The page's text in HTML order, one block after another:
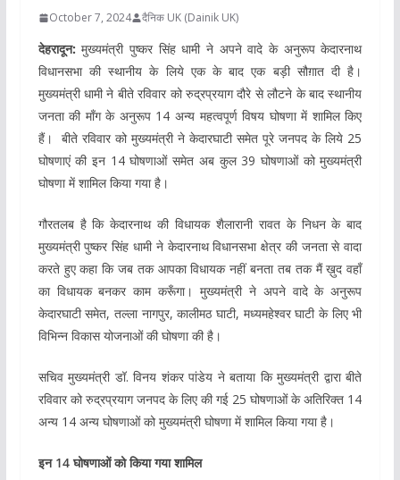
October 7, 2024 दैनिक UK (Dainik UK)
देहरादून:मुख्यमंत्री पुष्कर सिंह धामी ने अपने वादे के अनुरूप केदारनाथ
विधानसभा की स्थानीय के लिये एक के बाद एक बड़ी सौग़ात दी है।
मुख्यमंत्री धामी ने बीते रविवार को रुद्रप्रयाग दौरे से लौटने के बाद स्थानीय
जनता की माँग के अनुरूप 14 अन्य महत्वपूर्ण विषय घोषणा में शामिल किए
हैं। बीते रविवार को मुख्यमंत्री ने केदारघाटी समेत पूरे जनपद के लिये 25
घोषणाएं की इन 14 घोषणाओं समेत अब कुल 39 घोषणाओं को मुख्यमंत्री
घोषणा में शामिल किया गया है।
गौरतलब है कि केदारनाथ की विधायक शैलारानी रावत के निधन के बाद
मुख्यमंत्री पुष्कर सिंह धामी ने केदारनाथ विधानसभा क्षेत्र की जनता से वादा
करते हुए कहा कि जब तक आपका विधायक नहीं बनता तब तक मैं ख़ुद वहाँ
का विधायक बनकर काम करूँगा। मुख्यमंत्री ने अपने वादे के अनुरूप
केदारघाटी समेत, तल्ला नागपुर, कालीमठ घाटी, मध्यमहेश्वर घाटी के लिए भी
विभिन्न विकास योजनाओं की घोषणा की है।
सचिव मुख्यमंत्री डॉ. विनय शंकर पांडेय ने बताया कि मुख्यमंत्री द्वारा बीते
रविवार को रुद्रप्रयाग जनपद के लिए की गई 25 घोषणाओं के अतिरिक्त 14
अन्य 14 अन्य घोषणाओं को मुख्यमंत्री घोषणा में शामिल किया गया है।
इन 14 घोषणाओं को किया गया शामिल